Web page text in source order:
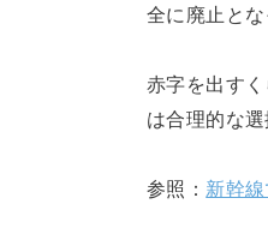
全に廃止とな
赤字を出す
は合理的な選
参照： 新幹